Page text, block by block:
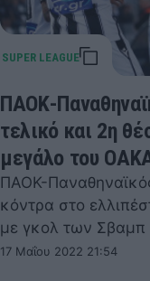
ΠΑΟΚ-
τελικό και 2η
μεγάλο του
ΠΑΟΚ-
κόντρα στο
με γκολ των Σβαμπ
17 Μαΐου 2022 21:54